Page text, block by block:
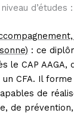
d’études :
: ce
le CAP AAGA,
CFA. Il forme
de
de